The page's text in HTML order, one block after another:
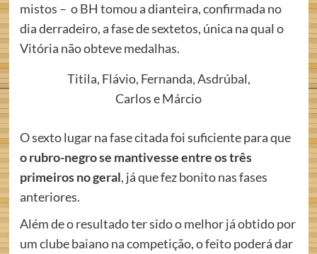
mistos – o BH tomou a dianteira, confirmada no
dia derradeiro, a fase de sextetos, única na qual o
Vitória não obteve medalhas.
Titila, Flávio, Fernanda, Asdrúbal,
Carlos e Márcio
O sexto lugar na fase citada foi suficiente para que
o rubro-negro se mantivesse entre os três
primeiros no geral, já que fez bonito nas fases
anteriores.
Além de o resultado ter sido o melhor já obtido por
um clube baiano na competição, o feito poderá dar